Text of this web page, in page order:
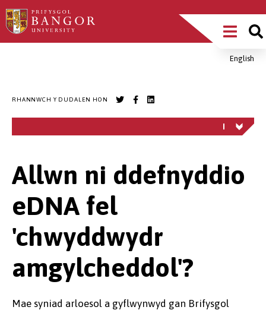
Sgipiwch
i’r
Main
MenuEnglish
RHANNWCH Y DUDALEN HON
Allwn ni ddefnyddio
eDNA fel
'chwyddwydr
amgylcheddol'?
Mae syniad arloesol a gyflwynwyd gan Brifysgol